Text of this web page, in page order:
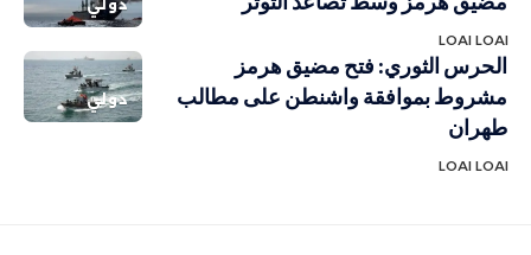
دولي
LOAI LOAI
دولي
الحرس الثوري: فتح مضيق هرمز
مشروط بموافقة واشنطن على مطالب
طهران
LOAI LOAI